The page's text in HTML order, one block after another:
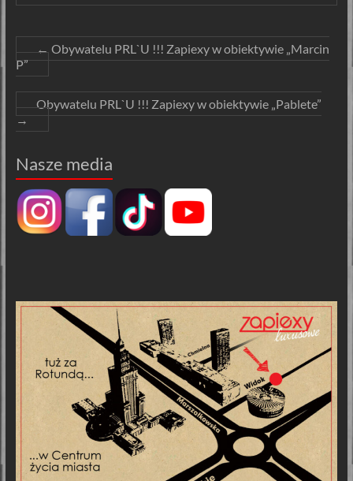
← Obywatelu PRL`U !!! Zapiexy w obiektywie „Marcin
P”
Obywatelu PRL`U !!! Zapiexy w obiektywie „Pablete”
→
Nasze media